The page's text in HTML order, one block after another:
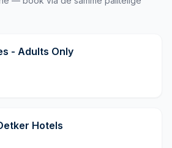
- Adults Only
Hotels